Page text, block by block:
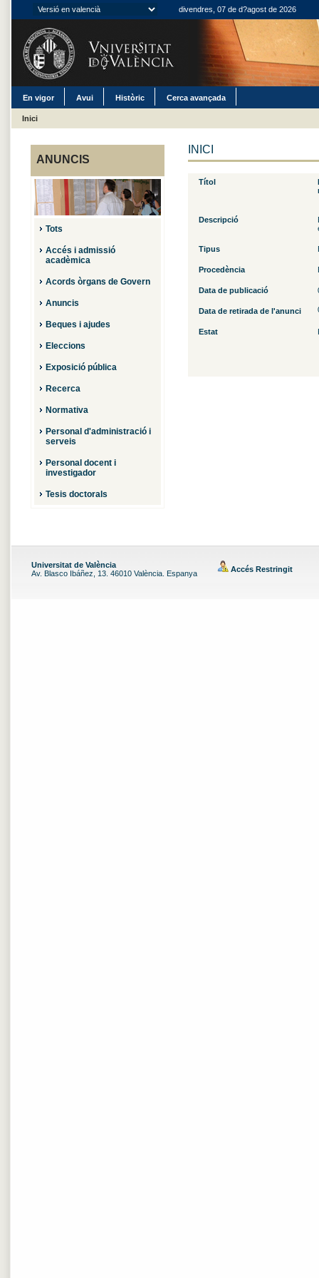
divendres, 07 de d?agost de 2026
En vigor Avui Històric Cerca avançada
Inici
ANUNCIS
Tots
Accés i admissió
acadèmica
Acords òrgans de Govern
Anuncis
Beques i ajudes
Eleccions
Exposició pública
Recerca
Normativa
Personal d'administració i
serveis
Personal docent i
investigador
Tesis doctorals
INICI
Títol
Descripció
Tipus
Procedència
Data de publicació
Data de retirada de l'anunci
Estat
Universitat de València
Av. Blasco Ibáñez, 13. 46010 València. Espanya
Accés Restringit